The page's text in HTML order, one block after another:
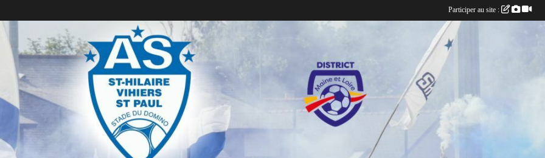
Participer au site :